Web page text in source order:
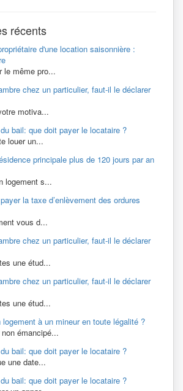
récents
d'une location saisonnière :
le même pro...
chez un particulier, faut-il le déclarer
motiva...
bail: que doit payer le locataire ?
louer un...
principale plus de 120 jours par an
logement s...
la taxe d’enlèvement des ordures
vous d...
chez un particulier, faut-il le déclarer
une étud...
chez un particulier, faut-il le déclarer
une étud...
à un mineur en toute légalité ?
émancipé...
bail: que doit payer le locataire ?
une date...
bail: que doit payer le locataire ?